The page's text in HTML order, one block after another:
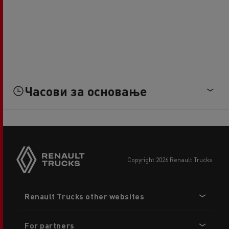
Часови за основање
copyright 2026 Renault Trucks
menu
Renault Trucks other websites
For partners